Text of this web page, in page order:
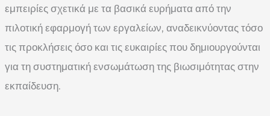
εμπειρίες σχετικά με τα βασικά ευρήματα από την
πιλοτική εφαρμογή των εργαλείων, αναδεικνύοντας τόσο
τις προκλήσεις όσο και τις ευκαιρίες που δημιουργούνται
για τη συστηματική ενσωμάτωση της βιωσιμότητας στην
εκπαίδευση.